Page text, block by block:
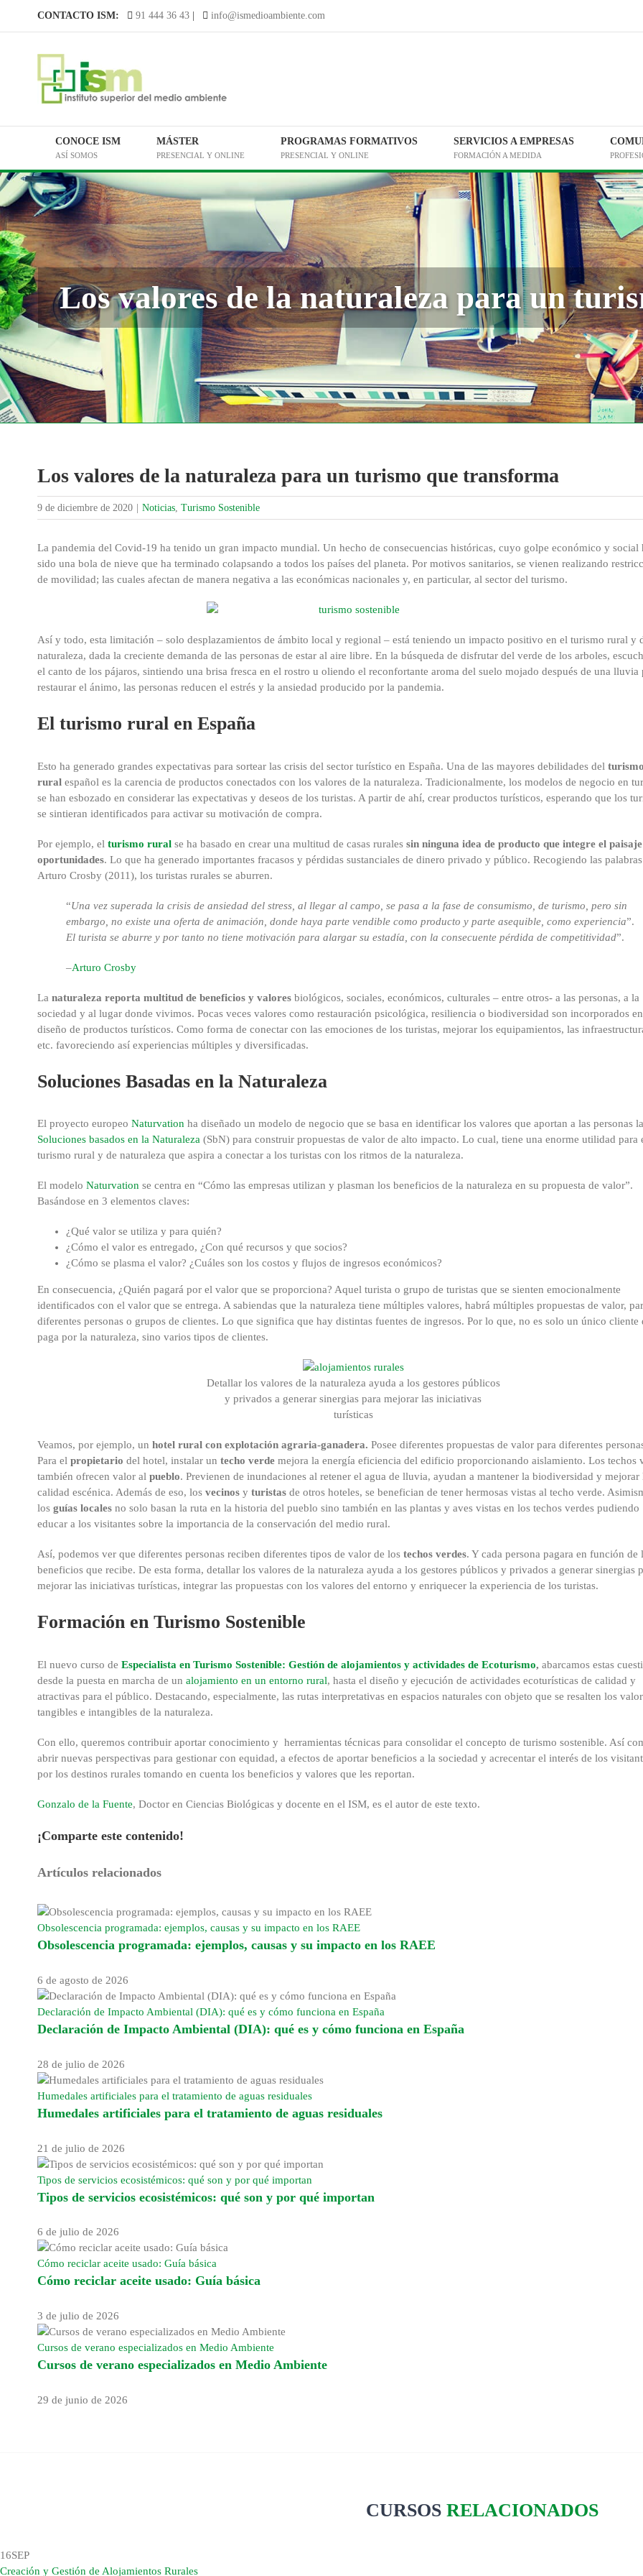
CONTACTO ISM: 91 444 36 43 info@ismedioambiente.com
CONOCE ISM
ASÍ SOMOS
MÁSTER
PRESENCIAL Y ONLINE
PROGRAMAS FORMATIVOS
PRESENCIAL Y ONLINE
SERVICIOS A EMPRESAS
FORMACIÓN A MEDIDA
Los valores de la naturaleza para un
Los valores de la naturaleza para un turismo que transforma
9 de diciembre de 2020 Noticias, Turismo Sostenible
La pandemia del Covid-19 ha tenido un gran impacto mundial. Un hecho de consecuencias históricas, cuyo golpe económico y social
sido una bola de nieve que ha terminado colapsando a todos los países del planeta. Por motivos sanitarios, se vienen realizando
de movilidad; las cuales afectan de manera negativa a las económicas nacionales y, en particular, al sector del turismo.
Así y todo, esta limitación – solo desplazamientos de ámbito local y regional – está teniendo un impacto positivo en el turismo rural y
naturaleza, dada la creciente demanda de las personas de estar al aire libre. En la búsqueda de disfrutar del verde de los arboles,
el canto de los pájaros, sintiendo una brisa fresca en el rostro u oliendo el reconfortante aroma del suelo mojado después de una lluvia
restaurar el ánimo, las personas reducen el estrés y la ansiedad producido por la pandemia.
El turismo rural en España
Esto ha generado grandes expectativas para sortear las crisis del sector turístico en España. Una de las mayores debilidades del turismo
rural español es la carencia de productos conectados con los valores de la naturaleza. Tradicionalmente, los modelos de negocio en
se han esbozado en considerar las expectativas y deseos de los turistas. A partir de ahí, crear productos turísticos, esperando que los
se sintieran identificados para activar su motivación de compra.
Por ejemplo, el turismo rural se ha basado en crear una multitud de casas rurales sin ninguna idea de producto que integre el
oportunidades. Lo que ha generado importantes fracasos y pérdidas sustanciales de dinero privado y público. Recogiendo las
Arturo Crosby (2011), los turistas rurales se aburren.
“Una vez superada la crisis de ansiedad del stress, al llegar al campo, se pasa a la fase de consumismo, de turismo, pero sin
embargo, no existe una oferta de animación, donde haya parte vendible como producto y parte asequible, como experiencia”.
El turista se aburre y por tanto no tiene motivación para alargar su estadía, con la consecuente pérdida de competitividad”.
–Arturo Crosby
La naturaleza reporta multitud de beneficios y valores biológicos, sociales, económicos, culturales – entre otros- a las personas, a la
sociedad y al lugar donde vivimos. Pocas veces valores como restauración psicológica, resiliencia o biodiversidad son incorporados
diseño de productos turísticos. Como forma de conectar con las emociones de los turistas, mejorar los equipamientos, las
etc. favoreciendo así experiencias múltiples y diversificadas.
Soluciones Basadas en la Naturaleza
El proyecto europeo Naturvation ha diseñado un modelo de negocio que se basa en identificar los valores que aportan a las personas
Soluciones basados en la Naturaleza (SbN) para construir propuestas de valor de alto impacto. Lo cual, tiene una enorme utilidad para
turismo rural y de naturaleza que aspira a conectar a los turistas con los ritmos de la naturaleza.
El modelo Naturvation se centra en “Cómo las empresas utilizan y plasman los beneficios de la naturaleza en su propuesta de valor”.
Basándose en 3 elementos claves:
¿Qué valor se utiliza y para quién?
¿Cómo el valor es entregado, ¿Con qué recursos y que socios?
¿Cómo se plasma el valor? ¿Cuáles son los costos y flujos de ingresos económicos?
En consecuencia, ¿Quién pagará por el valor que se proporciona? Aquel turista o grupo de turistas que se sienten emocionalmente
identificados con el valor que se entrega. A sabiendas que la naturaleza tiene múltiples valores, habrá múltiples propuestas de valor,
diferentes personas o grupos de clientes. Lo que significa que hay distintas fuentes de ingresos. Por lo que, no es solo un único cliente
paga por la naturaleza, sino varios tipos de clientes.
Detallar los valores de la naturaleza ayuda a los gestores públicos
y privados a generar sinergias para mejorar las iniciativas
turísticas
Veamos, por ejemplo, un hotel rural con explotación agraria-ganadera. Posee diferentes propuestas de valor para diferentes
Para el propietario del hotel, instalar un techo verde mejora la energía eficiencia del edificio proporcionando aislamiento. Los techos
también ofrecen valor al pueblo. Previenen de inundaciones al retener el agua de lluvia, ayudan a mantener la biodiversidad y mejorar
calidad escénica. Además de eso, los vecinos y turistas de otros hoteles, se benefician de tener hermosas vistas al techo verde.
los guías locales no solo basan la ruta en la historia del pueblo sino también en las plantas y aves vistas en los techos verdes pudiendo
educar a los visitantes sobre la importancia de la conservación del medio rural.
Así, podemos ver que diferentes personas reciben diferentes tipos de valor de los techos verdes. Y cada persona pagara en función de
beneficios que recibe. De esta forma, detallar los valores de la naturaleza ayuda a los gestores públicos y privados a generar sinergias
mejorar las iniciativas turísticas, integrar las propuestas con los valores del entorno y enriquecer la experiencia de los turistas.
Formación en Turismo Sostenible
El nuevo curso de Especialista en Turismo Sostenible: Gestión de alojamientos y actividades de Ecoturismo, abarcamos estas
desde la puesta en marcha de un alojamiento en un entorno rural, hasta el diseño y ejecución de actividades ecoturísticas de calidad y
atractivas para el público. Destacando, especialmente, las rutas interpretativas en espacios naturales con objeto que se resalten los
tangibles e intangibles de la naturaleza.
Con ello, queremos contribuir aportar conocimiento y herramientas técnicas para consolidar el concepto de turismo sostenible. Así
abrir nuevas perspectivas para gestionar con equidad, a efectos de aportar beneficios a la sociedad y acrecentar el interés de los
por los destinos rurales tomando en cuenta los beneficios y valores que les reportan.
Gonzalo de la Fuente, Doctor en Ciencias Biológicas y docente en el ISM, es el autor de este texto.
¡Comparte este contenido!
Facebook
X
Reddit
LinkedIn
WhatsApp
Tumblr
Pinterest
Correo
electrónico
Artículos relacionados
Obsolescencia programada: ejemplos, causas y su impacto en los RAEE
Obsolescencia programada: ejemplos, causas y su impacto en los RAEE
6 de agosto de 2026
Declaración de Impacto Ambiental (DIA): qué es y cómo funciona en España
Declaración de Impacto Ambiental (DIA): qué es y cómo funciona en España
28 de julio de 2026
Humedales artificiales para el tratamiento de aguas residuales
Humedales artificiales para el tratamiento de aguas residuales
21 de julio de 2026
Tipos de servicios ecosistémicos: qué son y por qué importan
Tipos de servicios ecosistémicos: qué son y por qué importan
6 de julio de 2026
Cómo reciclar aceite usado: Guía básica
Cómo reciclar aceite usado: Guía básica
3 de julio de 2026
Cursos de verano especializados en Medio Ambiente
Cursos de verano especializados en Medio Ambiente
29 de junio de 2026
CURSOS RELACIONADOS
16SEP
Creación y Gestión de Alojamientos Rurales